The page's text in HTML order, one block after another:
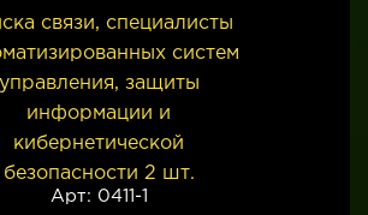
связи, специалисты
систем
управления, защиты
информации и
кибернетической
безопасности 2 шт.
Арт: 0411-1